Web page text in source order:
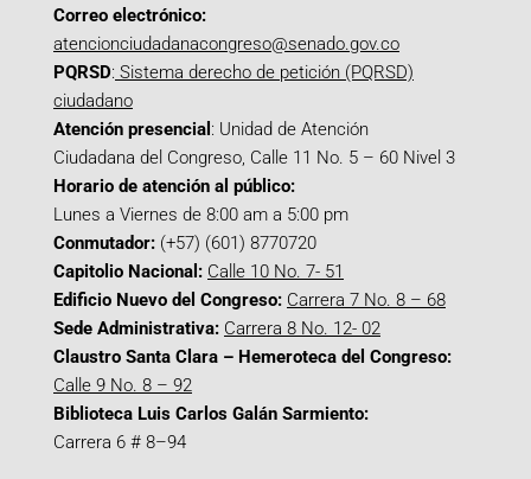
Correo electrónico:
atencionciudadanacongreso@senado.gov.co
PQRSD: Sistema derecho de petición (PQRSD)
ciudadano
Atención presencial : Unidad de Atención
Ciudadana del Congreso, Calle 11 No. 5 – 60 Nivel 3
Horario de atención al público:
Lunes a Viernes de 8:00 am a 5:00 pm
Conmutador: (+57) (601) 8770720
Capitolio Nacional: Calle 10 No. 7- 51
Edificio Nuevo del Congreso: Carrera 7 No. 8 – 68
Sede Administrativa: Carrera 8 No. 12- 02
Claustro Santa Clara – Hemeroteca del Congreso:
Calle 9 No. 8 – 92
Biblioteca Luis Carlos Galán Sarmiento:
Carrera 6 # 8–94